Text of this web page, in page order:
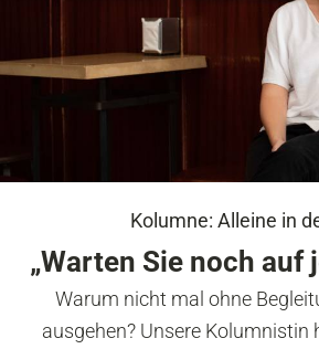
Kolumne: Alleine in
„Warten Sie noch auf
Warum nicht mal ohne
ausgehen? Unsere Kolumnistin